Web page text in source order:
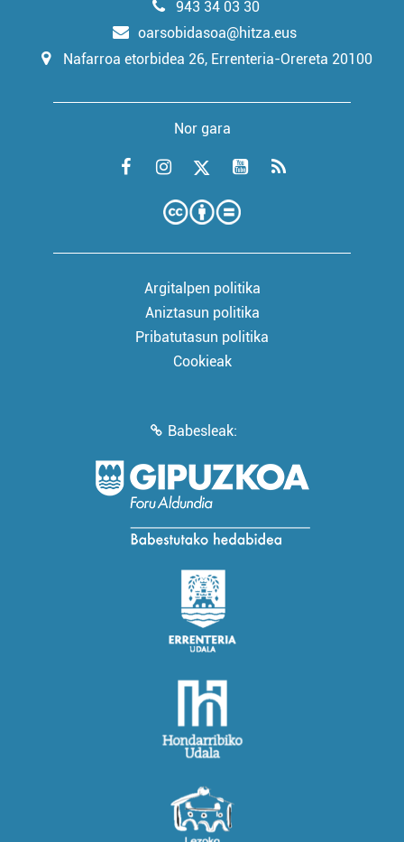
943 34 03 30
oarsobidasoa@hitza.eus
Nafarroa etorbidea 26, Errenteria-Orereta 20100
Nor gara
Argitalpen politika
Aniztasun politika
Pribatutasun politika
Cookieak
Babesleak: